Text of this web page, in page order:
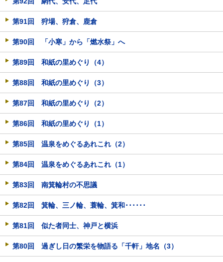
第91回 狩場、狩倉、鹿倉
第90回 「小寒」から「燃水祭」へ
第89回 和紙の里めぐり（4）
第88回 和紙の里めぐり（3）
第87回 和紙の里めぐり（2）
第86回 和紙の里めぐり（1）
第85回 温泉をめぐるあれこれ（2）
第84回 温泉をめぐるあれこれ（1）
第83回 南箕輪村の不思議
第82回 箕輪、三ノ輪、蓑輪、箕和･･････
第81回 似た者同士、神戸と横浜
第80回 過ぎし日の繁栄を物語る「千軒」地名（3）